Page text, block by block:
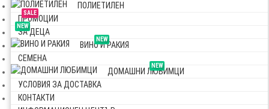
ПОЛИЕТИЛЕН
SALE
ПРОМОЦИИ
NEW
ЗА ДЕЦА
NEW
ВИНО И РАКИЯ
СЕМЕНА
NEW
ДОМАШНИ ЛЮБИМЦИ
УСЛОВИЯ ЗА ДОСТАВКА
КОНТАКТИ